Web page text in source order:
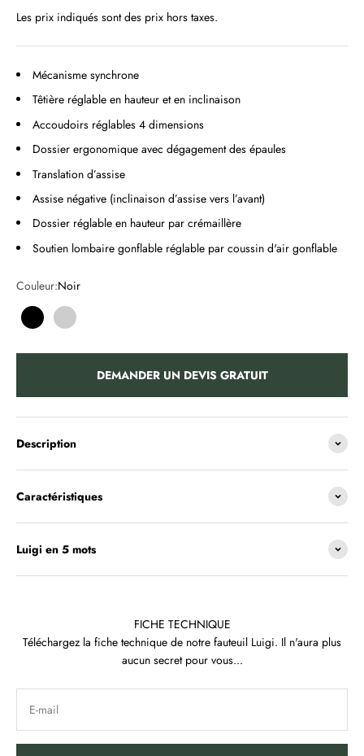
Les prix indiqués sont des prix hors taxes.
Mécanisme synchrone
Têtière réglable en hauteur et en inclinaison
Accoudoirs réglables 4 dimensions
Dossier ergonomique avec dégagement des épaules
Translation d’assise
Assise négative (inclinaison d’assise vers l’avant)
Dossier réglable en hauteur par crémaillère
Soutien lombaire gonflable réglable par coussin d'air gonflable
Couleur:Noir
Noir Gris
DEMANDER UN DEVIS GRATUIT
Description
Caractéristiques
Luigi en 5 mots
FICHE TECHNIQUE
Téléchargez la fiche technique de notre fauteuil Luigi. Il n'aura plus
aucun secret pour vous...
E-mail